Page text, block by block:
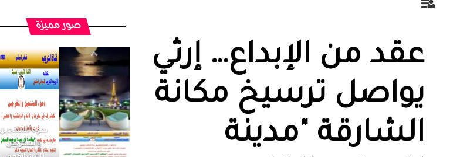
عقد من الإبداع… إرثي
يواصل ترسيخ مكانة
الشارقة "مدينة
صور مميزة
الرجل العظيم
يكون مطمئناً ،